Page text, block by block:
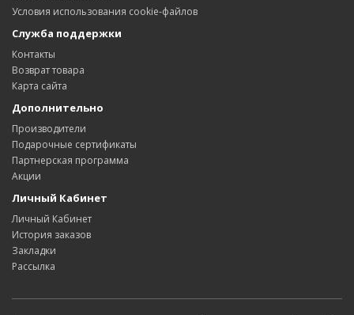
Условия использования cookie-файлов
Служба поддержки
Контакты
Возврат товара
Карта сайта
Дополнительно
Производители
Подарочные сертификаты
Партнерская программа
Акции
Личный Кабинет
Личный Кабинет
История заказов
Закладки
Рассылка